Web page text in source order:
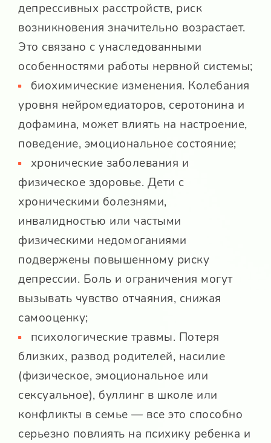
депрессивных расстройств, риск
возникновения значительно возрастает.
Это связано с унаследованными
особенностями работы нервной системы;
биохимические изменения. Колебания
уровня нейромедиаторов, серотонина и
дофамина, может влиять на настроение,
поведение, эмоциональное состояние;
хронические заболевания и
физическое здоровье. Дети с
хроническими болезнями,
инвалидностью или частыми
физическими недомоганиями
подвержены повышенному риску
депрессии. Боль и ограничения могут
вызывать чувство отчаяния, снижая
самооценку;
психологические травмы. Потеря
близких, развод родителей, насилие
(физическое, эмоциональное или
сексуальное), буллинг в школе или
конфликты в семье — все это способно
серьезно повлиять на психику ребенка и